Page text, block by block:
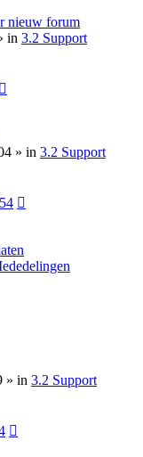
nieuw forum
in 3.2 Support
» in 3.2 Support
» in 3.2 Support